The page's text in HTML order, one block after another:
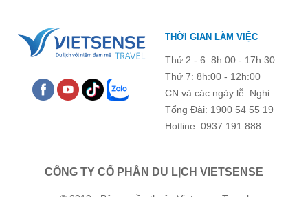
THỜI GIAN LÀM VIỆC
Thứ 2 - 6: 8h:00 - 17h:30
Thứ 7: 8h:00 - 12h:00
CN và các ngày lễ: Nghỉ
Tổng Đài: 1900 54 55 19
Hotline: 0937 191 888
CÔNG TY CỔ PHẦN DU LỊCH VIETSENSE